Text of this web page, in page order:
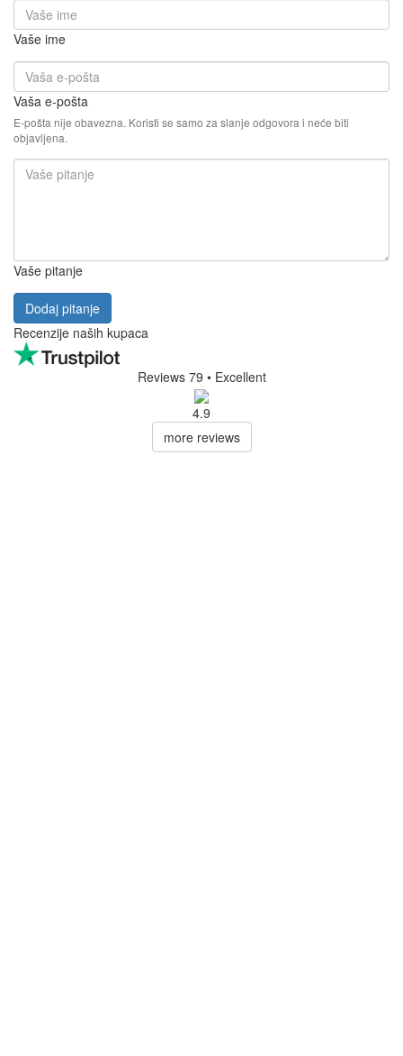
Vaše ime
Vaša e-pošta
E-pošta nije obavezna. Koristi se samo za slanje odgovora i neće biti
objavljena.
Vaše pitanje
Dodaj pitanje
Recenzije naših kupaca
Reviews 79 • Excellent
4.9
more reviews